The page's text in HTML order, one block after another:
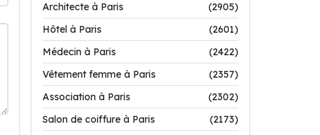
Architecte à Paris
(2905)
Hôtel à Paris
(2601)
Médecin à Paris
(2422)
Vêtement femme à Paris
(2357)
Association à Paris
(2302)
Salon de coiffure à Paris
(2173)